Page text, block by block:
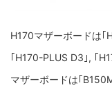
H170マザーボードは｢
｢H170-PLUS D3｣, ｢
マザーボードは｢